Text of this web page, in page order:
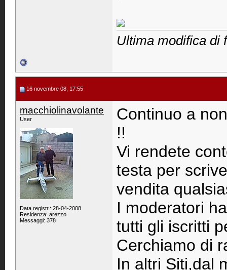
Ultima modifica di
16 novembre 08, 17:55
macchiolinavolante
User
Data registr.: 28-04-2008
Residenza: arezzo
Messaggi: 378
Continuo a
!!
Vi rendete
testa per
vendita
I moderatori
tutti gli iscritti
Cerchiamo di
In altri Siti,dal